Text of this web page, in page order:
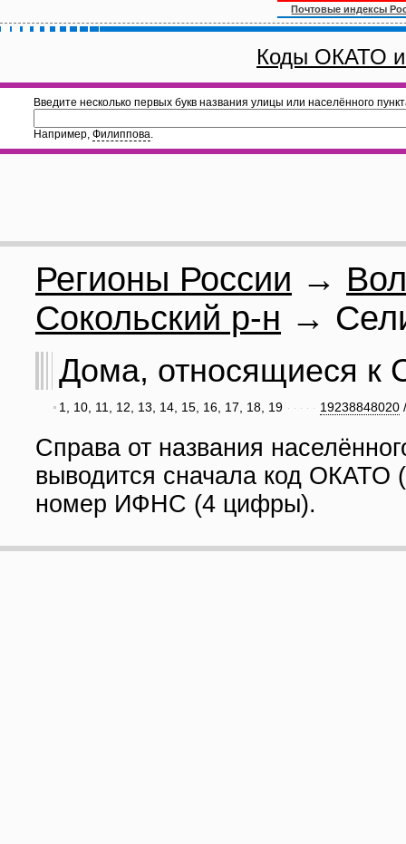
Почтовые индексы
Коды ОКАТО
Введите несколько первых букв названия улицы или населённого
Например, Филиппова.
Регионы России →
Сокольский р-н →
Дома, относящиеся к
19238848020
1, 10, 11, 12, 13, 14, 15, 16, 17, 18, 19
Справа от названия
выводится сначала код ОКАТО
номер ИФНС (4 цифры).